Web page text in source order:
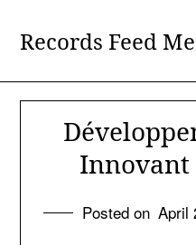
contentRecords Feed Me
Innovant
Posted on April